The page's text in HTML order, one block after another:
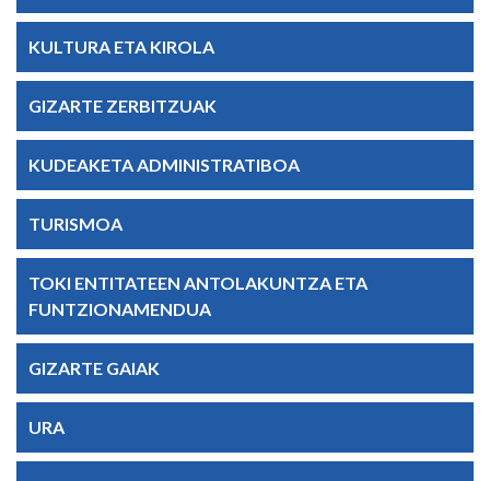
KULTURA ETA KIROLA
GIZARTE ZERBITZUAK
KUDEAKETA ADMINISTRATIBOA
TURISMOA
TOKI ENTITATEEN ANTOLAKUNTZA ETA
FUNTZIONAMENDUA
GIZARTE GAIAK
URA